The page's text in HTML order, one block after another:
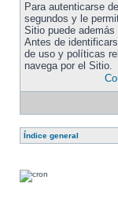
Para autenticarse
segundos y le
Sitio puede
Antes de
de uso y políticas
navega por el Sitio.
Índice general